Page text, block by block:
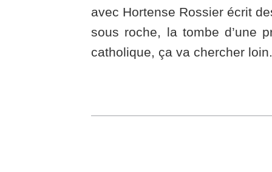
avec Hortense Rossier écrit
sous roche, la tombe d’une
catholique, ça va chercher loin.